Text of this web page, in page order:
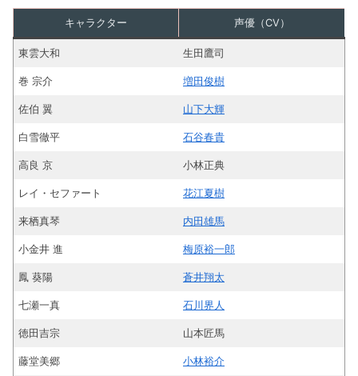
キャラクター 声優（CV）
東雲大和 生田鷹司
巻 宗介 増田俊樹
佐伯 翼 山下大輝
白雪徹平 石谷春貴
高良 京 小林正典
レイ・セファート 花江夏樹
来栖真琴 内田雄馬
小金井 進 梅原裕一郎
鳳 葵陽 蒼井翔太
七瀬一真 石川界人
徳田吉宗 山本匠馬
藤堂美郷 小林裕介